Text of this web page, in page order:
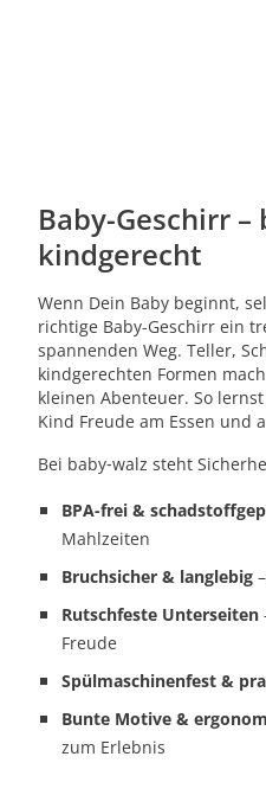
Baby-Geschirr
kindgerecht
Wenn Dein Baby beginnt,
richtige Baby-Geschirr ein
spannenden Weg. Teller,
kindgerechten Formen
kleinen Abenteuer. So
Kind Freude am Essen und
Bei baby‑walz steht
BPA-frei &
Mahlzeiten
Bruchsicher & langlebig
Rutschfeste Unterseiten
Freude
Spülmaschinenfest &
Bunte Motive &
zum Erlebnis